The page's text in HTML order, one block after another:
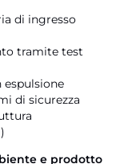
di ingresso
tramite test
di sicurezza
e prodotto